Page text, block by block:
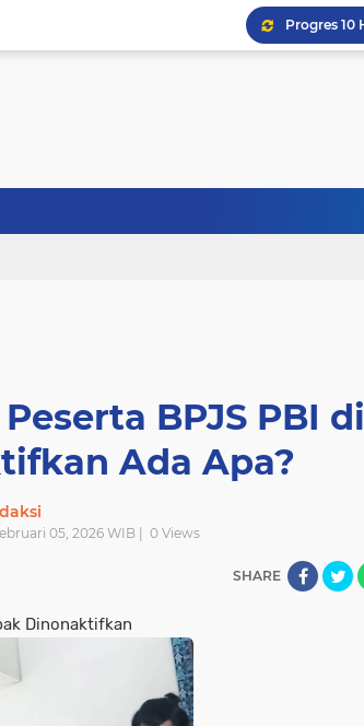
BPJS PBI di
Ada Apa?
05, 2026 WIB | 0Views
SHARE
Dinonaktifkan